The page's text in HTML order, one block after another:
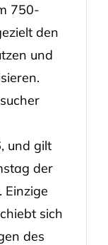
750-
den
und
und gilt
der
Einzige
sich
des